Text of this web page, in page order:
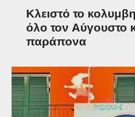
Κλειστό το
όλο τον Αύγουστο
παράπονα